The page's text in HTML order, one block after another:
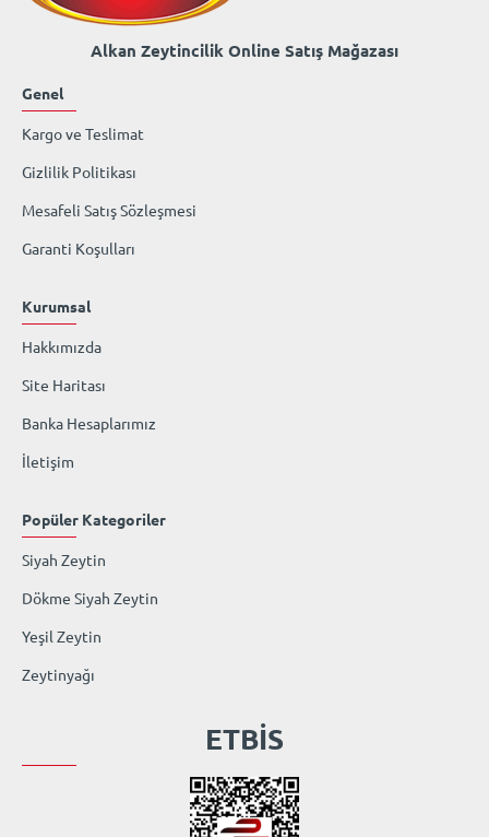
Alkan Zeytincilik Online Satış Mağazası
Genel
Kargo ve Teslimat
Gizlilik Politikası
Mesafeli Satış Sözleşmesi
Garanti Koşulları
Kurumsal
Hakkımızda
Site Haritası
Banka Hesaplarımız
İletişim
Popüler Kategoriler
Siyah Zeytin
Dökme Siyah Zeytin
Yeşil Zeytin
Zeytinyağı
ETBİS